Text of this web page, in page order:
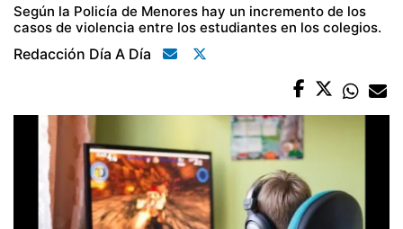
Según la Policía de Menores hay un incremento de los
casos de violencia entre los estudiantes en los colegios.
Redacción Día A Día